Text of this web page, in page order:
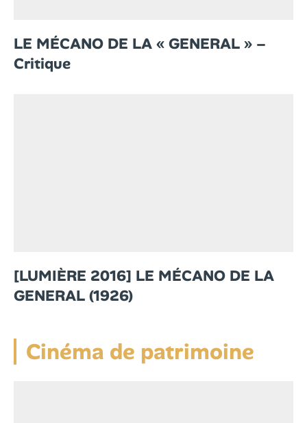
LE MÉCANO DE LA « GENERAL » –
Critique
[LUMIÈRE 2016] LE MÉCANO DE LA
GENERAL (1926)
Cinéma de patrimoine